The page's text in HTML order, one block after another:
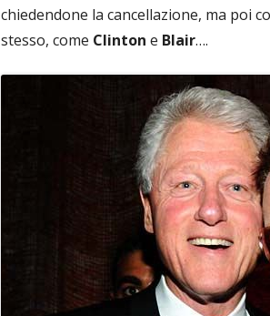
chiedendone la cancellazione, ma poi
stesso, come Clinton e Blair….